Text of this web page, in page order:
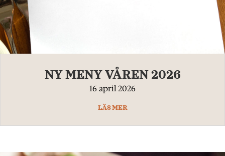
NY MENY VÅREN 2026
16 april 2026
LÄS MER